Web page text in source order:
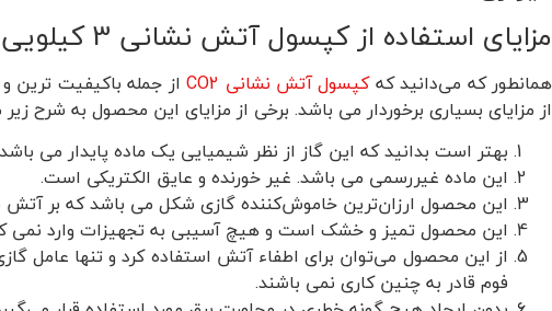
مزایای استفاده از کپسول آتش نشانی 3 کیلویی CO2 دژ با پایه نصب دیواری
همانطور که می‌دانید کهکپسول آتش نشانی CO2
از جمله باکیفیت ترین
از مزایای بسیاری برخوردار می باشد. برخی از مزایای این محصول به شرح
بهتر است بدانید که این گاز از نظر شیمیایی یک ماده پایدار می
این ماده غیررسمی می باشد. غیر خورنده و عایق الکتریکی است.
این محصول ارزان‌ترین خاموش‌کننده گازی شکل می باشد که بر
این محصول تمیز و خشک است و هیچ آسیبی به تجهیزات وارد نمی
از این محصول می‌توان برای اطفاء آتش‌ استفاده کرد و تنها
فوم قادر به چنین کاری نمی باشند.